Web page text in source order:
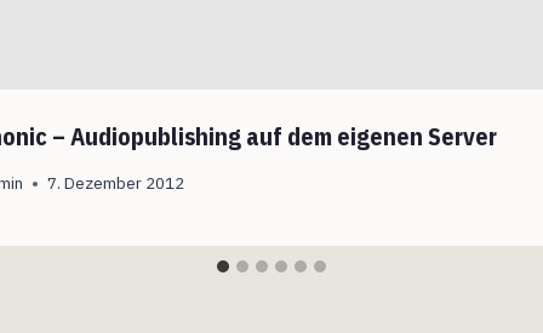
– Audiopublishing auf dem eigenen Server
7. Dezember 2012